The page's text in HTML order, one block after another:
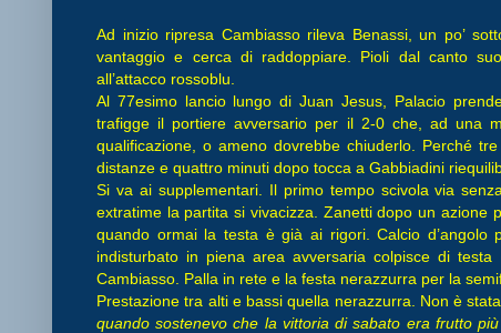
Ad inizio ripresa Cambiasso rileva Benassi, un po’
vantaggio e cerca di raddoppiare. Pioli dal canto
all’attacco rossoblu.
Al 77esimo lancio lungo di Juan Jesus, Palacio
trafigge il portiere avversario per il 2-0 che, ad una
qualificazione, o ameno dovrebbe chiuderlo. Perché
distanze e quattro minuti dopo tocca a Gabbiadini
Si va ai supplementari. Il primo tempo scivola via
extratime la partita si vivacizza. Zanetti dopo un azione
quando ormai la testa è già ai rigori. Calcio d’angolo
indisturbato in piena area avversaria colpisce di
Cambiasso. Palla in rete e la festa nerazzurra per la
Prestazione tra alti e bassi quella nerazzurra. Non è
quando sostenevo che la vittoria di sabato era frutto